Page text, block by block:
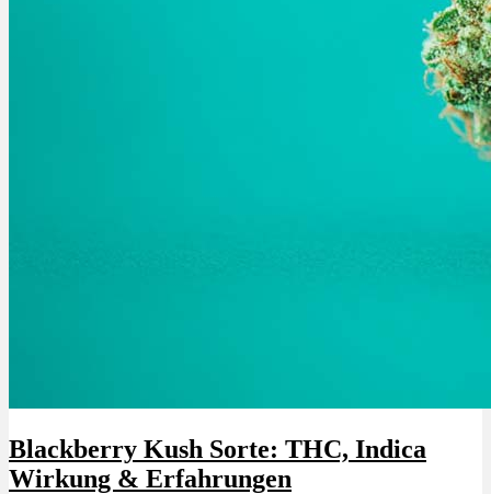
Blackberry Kush Sorte: THC, Indica
Wirkung & Erfahrungen